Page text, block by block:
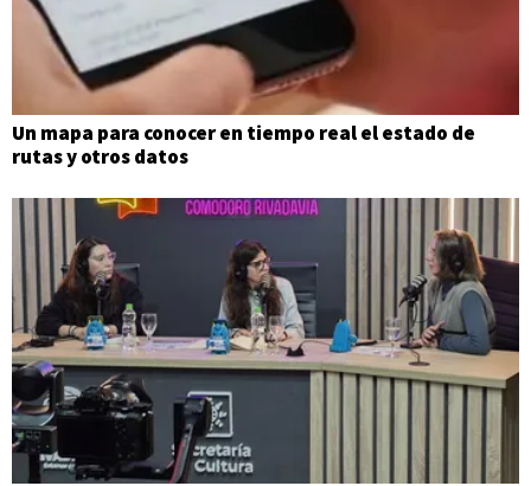
Un mapa para conocer en tiempo real el estado de
rutas y otros datos